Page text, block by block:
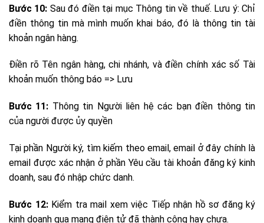
Bước 10: Sau đó điền tại mục Thông tin về thuế. Lưu ý: Chỉ
điền thông tin mà mình muốn khai báo, đó là thông tin tài
khoản ngân hàng.
Điền rõ Tên ngân hàng, chi nhánh, và điền chính xác số Tài
khoản muốn thông báo => Lưu
Bước 11: Thông tin Người liên hệ các bạn điền thông tin
của người được ủy quyền
Tại phần Người ký, tìm kiếm theo email, email ở đây chính là
email được xác nhận ở phần Yêu cầu tài khoản đăng ký kinh
doanh, sau đó nhập chức danh.
Bước 12:Kiểm tra mail xem việc Tiếp nhận hồ sơ đăng ký
kinh doanh qua mạng điện tử đã thành công hay chưa.